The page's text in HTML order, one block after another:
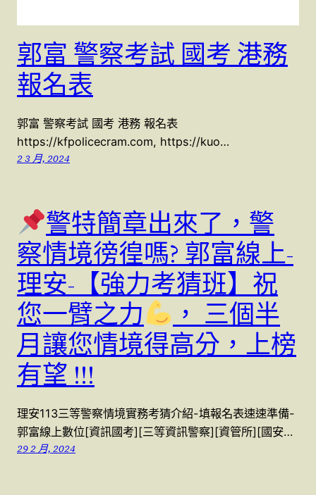
郭富 警察考試 國考 港務
報名表
郭富 警察考試 國考 港務 報名表
https://kfpolicecram.com, https://kuo…
2 3 月, 2024
警特簡章出來了，警
察情境徬徨嗎? 郭富線上-
理安-【強力考猜班】祝
您一臂之力
， 三個半
月讓您情境得高分，上榜
有望 !!!
理安113三等警察情境實務考猜介紹-填報名表速速準備-
郭富線上數位[資訊國考][三等資訊警察][資管所][國安…
29 2 月, 2024